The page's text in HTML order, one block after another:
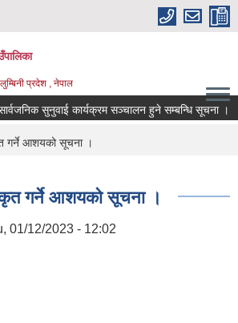
प्रदेश , नेपाल
सुनुवाई कार्यक्रम सञ्चालन हुने सम्बन्धि सूचना ।
गर्ने आशयको सूचना ।
गर्ने आशयको सूचना ।
01/12/2023 - 12:02